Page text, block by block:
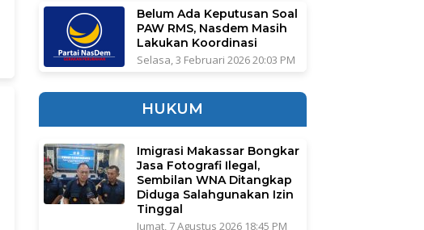
Belum Ada Keputusan Soal
PAW RMS, Nasdem Masih
Lakukan Koordinasi
Selasa, 3 Februari 2026 20:03 PM
HUKUM
Imigrasi Makassar Bongkar
Jasa Fotografi Ilegal,
Sembilan WNA Ditangkap
Diduga Salahgunakan Izin
Tinggal
Jumat, 7 Agustus 2026 18:45 PM